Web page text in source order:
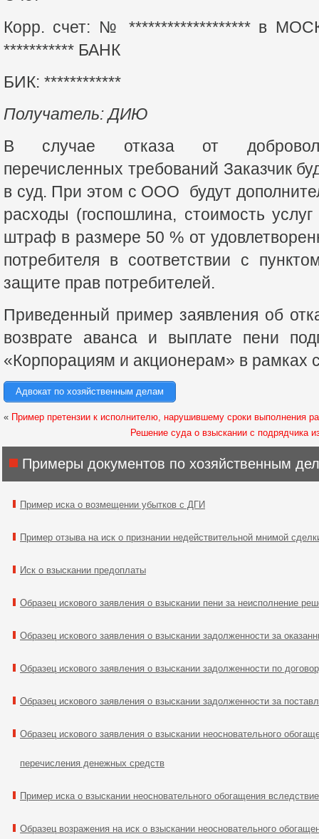
Корр. счет: № ******************* в
*********** БАНК
БИК: ************
Получатель: ДИЮ
В случае отказа от
перечисленных требований Заказчик
в суд. При этом с ООО будут
расходы (госпошлина, стоимость
штраф в размере 50 % от
потребителя в соответствии с
защите прав потребителей.
Приведенный пример заявления об
возврате аванса и выплате пени
«Корпорациям и акционерам» в рамках
Адвокат по хозяйственным делам
« Пример претензии к исполнителю, нарушившему сроки выполнения
Решение суда о взыскании с подрядчика
Примеры документов по хозяйственным
Пример иска о возмещении убытков с ДГИ
Пример отзыва на иск о признании недействительной мнимой
Иск о взыскании предоплаты
Образец искового заявления о взыскании пени за неисполнение
Образец искового заявления о взыскании задолженности за
Образец искового заявления о взыскании задолженности по
Образец искового заявления о взыскании задолженности за
Образец искового заявления о взыскании неосновательного
перечисления денежных средств
Пример иска о взыскании неосновательного обогащения
Образец возражения на иск о взыскании неосновательного